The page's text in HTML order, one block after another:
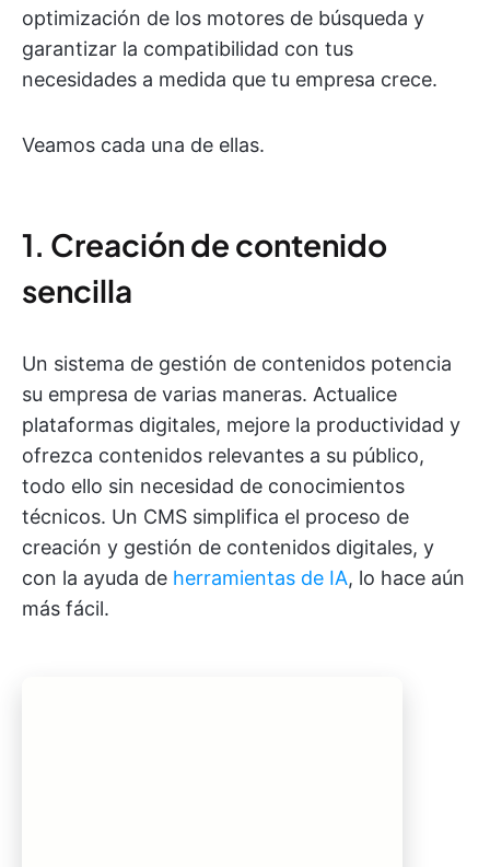
optimización de los motores de búsqueda y
garantizar la compatibilidad con tus
necesidades a medida que tu empresa crece.
Veamos cada una de ellas.
1. Creación de contenido
sencilla
Un sistema de gestión de contenidos potencia
su empresa de varias maneras. Actualice
plataformas digitales, mejore la productividad y
ofrezca contenidos relevantes a su público,
todo ello sin necesidad de conocimientos
técnicos. Un CMS simplifica el proceso de
creación y gestión de contenidos digitales, y
con la ayuda de herramientas de IA, lo hace aún
más fácil.